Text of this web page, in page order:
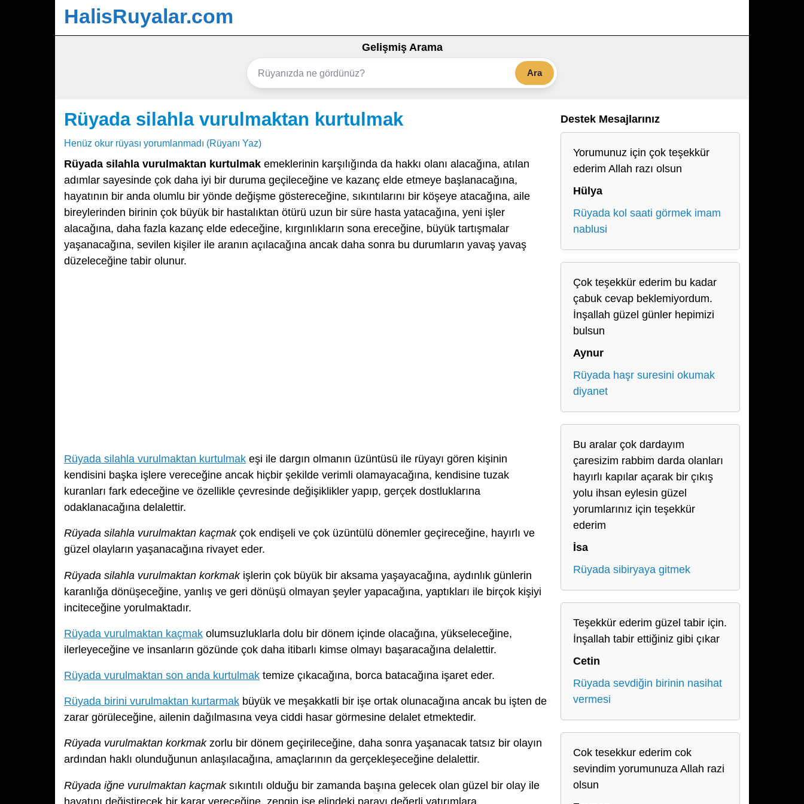
HalisRuyalar.com
Gelişmiş Arama
Ara
Rüyada silahla vurulmaktan kurtulmak
Henüz okur rüyası yorumlanmadı (Rüyanı Yaz)
Rüyada silahla vurulmaktan kurtulmak emeklerinin karşılığında da hakkı olanı alacağına, atılan
adımlar sayesinde çok daha iyi bir duruma geçileceğine ve kazanç elde etmeye başlanacağına,
hayatının bir anda olumlu bir yönde değişme göstereceğine, sıkıntılarını bir köşeye atacağına, aile
bireylerinden birinin çok büyük bir hastalıktan ötürü uzun bir süre hasta yatacağına, yeni işler
alacağına, daha fazla kazanç elde edeceğine, kırgınlıkların sona ereceğine, büyük tartışmalar
yaşanacağına, sevilen kişiler ile aranın açılacağına ancak daha sonra bu durumların yavaş yavaş
düzeleceğine tabir olunur.
Rüyada silahla vurulmaktan kurtulmak eşi ile dargın olmanın üzüntüsü ile rüyayı gören kişinin
kendisini başka işlere vereceğine ancak hiçbir şekilde verimli olamayacağına, kendisine tuzak
kuranları fark edeceğine ve özellikle çevresinde değişiklikler yapıp, gerçek dostluklarına
odaklanacağına delalettir.
Rüyada silahla vurulmaktan kaçmakçok endişeli ve çok üzüntülü dönemler geçireceğine, hayırlı ve
güzel olayların yaşanacağına rivayet eder.
Rüyada silahla vurulmaktan korkmakişlerin çok büyük bir aksama yaşayacağına, aydınlık günlerin
karanlığa dönüşeceğine, yanlış ve geri dönüşü olmayan şeyler yapacağına, yaptıkları ile birçok kişiyi
inciteceğine yorulmaktadır.
Rüyada vurulmaktan kaçmak olumsuzluklarla dolu bir dönem içinde olacağına, yükseleceğine,
ilerleyeceğine ve insanların gözünde çok daha itibarlı kimse olmayı başaracağına delalettir.
Rüyada vurulmaktan son anda kurtulmak temize çıkacağına, borca batacağına işaret eder.
Rüyada birini vurulmaktan kurtarmak büyük ve meşakkatli bir işe ortak olunacağına ancak bu işten de
zarar görüleceğine, ailenin dağılmasına veya ciddi hasar görmesine delalet etmektedir.
Rüyada vurulmaktan korkmakzorlu bir dönem geçirileceğine, daha sonra yaşanacak tatsız bir olayın
ardından haklı olunduğunun anlaşılacağına, amaçlarının da gerçekleşeceğine delalettir.
Rüyada iğne vurulmaktan kaçmaksıkıntılı olduğu bir zamanda başına gelecek olan güzel bir olay ile
hayatını değiştirecek bir karar vereceğine, zengin ise elindeki parayı değerli yatırımlara
Destek Mesajlarınız
Yorumunuz için çok teşekkür
ederim Allah razı olsun
Hülya
Rüyada kol saati görmek imam
nablusi
Çok teşekkür ederim bu kadar
çabuk cevap beklemiyordum.
İnşallah güzel günler hepimizi
bulsun
Aynur
Rüyada haşr suresini okumak
diyanet
Bu aralar çok dardayım
çaresizim rabbim darda olanları
hayırlı kapılar açarak bir çıkış
yolu ihsan eylesin güzel
yorumlarınız için teşekkür
ederim
İsa
Rüyada sibiryaya gitmek
Teşekkür ederim güzel tabir için.
İnşallah tabir ettiğiniz gibi çıkar
Cetin
Rüyada sevdiğin birinin nasihat
vermesi
Cok tesekkur ederim cok
sevindim yorumunuza Allah razi
olsun